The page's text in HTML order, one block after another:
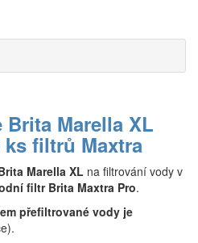
Marella XL
ks filtrů Maxtra
Marella XL na filtrování vody v
filtr Brita Maxtra Pro.
přefiltrované vody je